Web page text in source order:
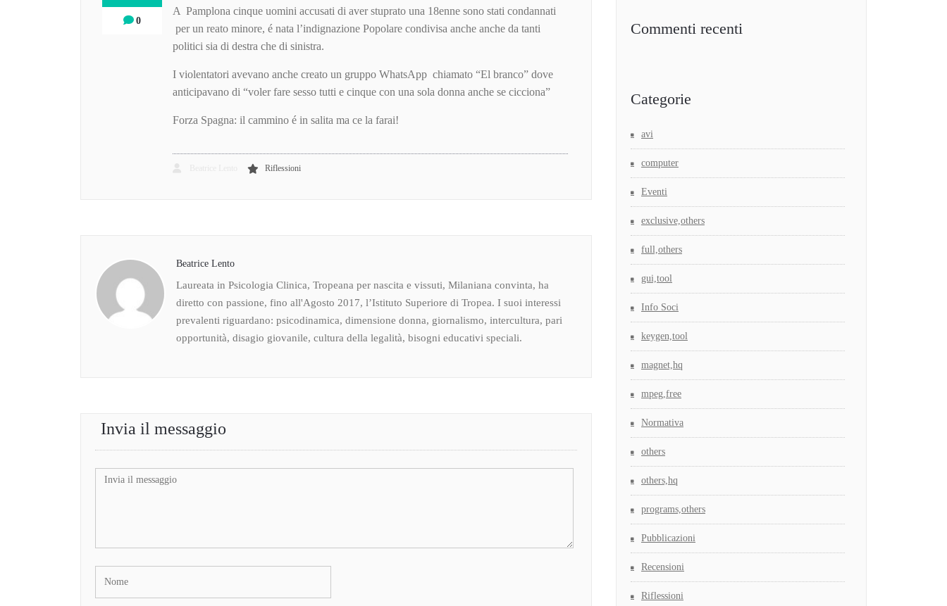
0
A Pamplona cinque uomini accusati di aver stuprato una 18enne sono stati condannati
per un reato minore, é nata l’indignazione Popolare condivisa anche anche da tanti
politici sia di destra che di sinistra.
I violentatori avevano anche creato un gruppo WhatsApp chiamato “El branco” dove
anticipavano di “voler fare sesso tutti e cinque con una sola donna anche se cicciona”
Forza Spagna: il cammino é in salita ma ce la farai!
Riflessioni
Beatrice Lento
Laureata in Psicologia Clinica, Tropeana per nascita e vissuti, Milaniana convinta, ha
diretto con passione, fino all'Agosto 2017, l’Istituto Superiore di Tropea. I suoi interessi
prevalenti riguardano: psicodinamica, dimensione donna, giornalismo, intercultura, pari
opportunità, disagio giovanile, cultura della legalità, bisogni educativi speciali.
Invia il messaggio
Commenti recenti
Categorie
avi
computer
Eventi
exclusive,others
full,others
gui,tool
Info Soci
keygen,tool
magnet,hq
mpeg,free
Normativa
others
others,hq
programs,others
Pubblicazioni
Recensioni
Riflessioni